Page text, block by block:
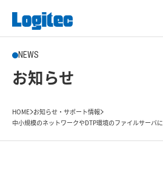
NEWS
お知らせ
HOME お知らせ・サポート情報
中小規模のネットワークやDTP環境のファイルサーバ